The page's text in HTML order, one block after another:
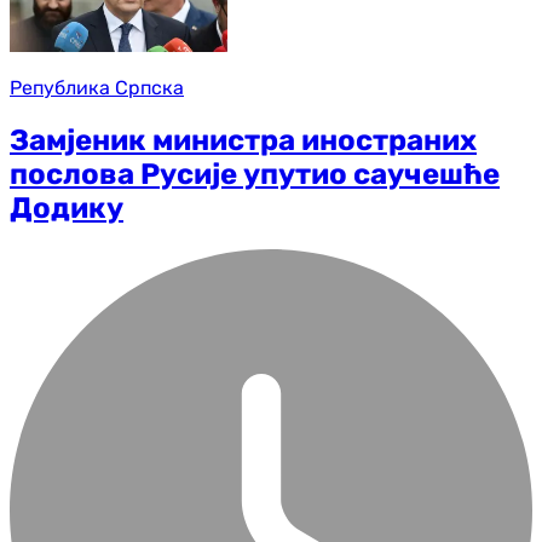
Република Српска
Замјеник министра иностраних
послова Русије упутио саучешће
Додику